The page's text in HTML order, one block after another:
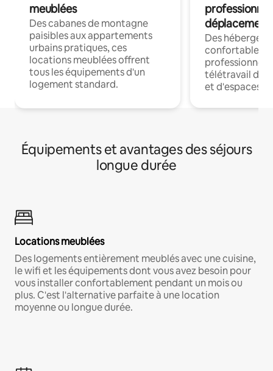
meublées
Des cabanes de montagne
paisibles aux appartements
urbains pratiques, ces
locations meublées offrent
tous les équipements d'un
logement standard.
déplacement
Des
confortables
professionnels
télétravail
et d'espaces
Équipements et avantages des séjours
longue durée
Locations meublées
Des logements entièrement meublés avec une cuisine,
le wifi et les équipements dont vous avez besoin pour
vous installer confortablement pendant un mois ou
plus. C'est l'alternative parfaite à une location
moyenne ou longue durée.